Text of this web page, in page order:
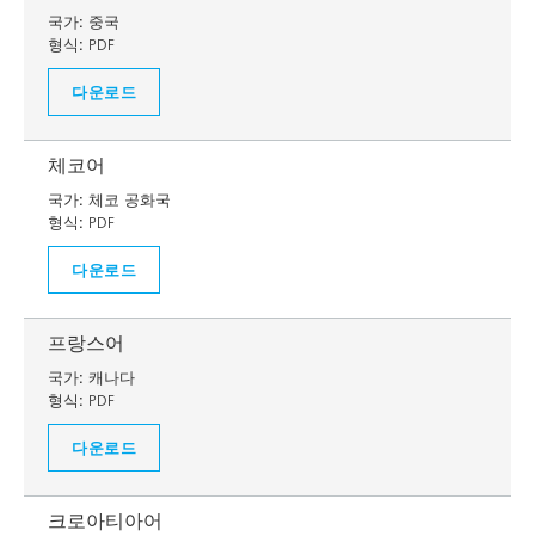
국가: 중국
형식: PDF
다운로드
체코어
국가: 체코 공화국
형식: PDF
다운로드
프랑스어
국가: 캐나다
형식: PDF
다운로드
크로아티아어